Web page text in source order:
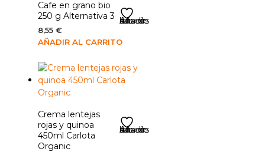
Añadir a la lista de deseos
Cafe en grano bio
250 g Alternativa 3
8,55€
AÑADIR AL CARRITO
Añadir a la lista de deseos
Crema lentejas
rojas y quinoa
450ml Carlota
Organic